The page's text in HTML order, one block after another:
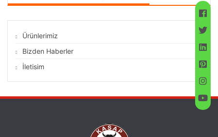
Ürünlerimiz
Bizden Haberler
İletisim